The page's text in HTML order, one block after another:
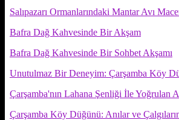
Salıpazarı Ormanlarındaki Mantar Avı
Bafra Dağ Kahvesinde Bir Akşam
Bafra Dağ Kahvesinde Bir Sohbet Akşamı
Unutulmaz Bir Deneyim: Çarşamba Köy
Çarşamba'nın Lahana Şenliği İle Yoğrulan
Çarşamba Köy Düğünü: Anılar ve